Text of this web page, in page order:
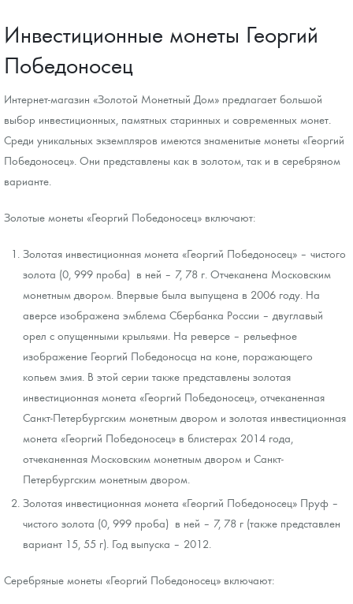
Инвестиционные монеты Георгий
Победоносец
Интернет-магазин «Золотой Монетный Дом» предлагает большой
выбор инвестиционных, памятных старинных и современных монет.
Среди уникальных экземпляров имеются знаменитые монеты «Георгий
Победоносец». Они представлены как в золотом, так и в серебряном
варианте.
Золотые монеты «Георгий Победоносец» включают:
Золотая инвестиционная монета «Георгий Победоносец» – чистого
золота (0, 999 проба) в ней – 7, 78 г. Отчеканена Московским
монетным двором. Впервые была выпущена в 2006 году. На
аверсе изображена эмблема Сбербанка России – двуглавый
орел с опущенными крыльями. На реверсе – рельефное
изображение Георгий Победоносца на коне, поражающего
копьем змия. В этой серии также представлены золотая
инвестиционная монета «Георгий Победоносец», отчеканенная
Санкт-Петербургским монетным двором и золотая инвестиционная
монета «Георгий Победоносец» в блистерах 2014 года,
отчеканенная Московским монетным двором и Санкт-
Петербургским монетным двором.
Золотая инвестиционная монета «Георгий Победоносец» Пруф –
чистого золота (0, 999 проба) в ней – 7, 78 г (также представлен
вариант 15, 55 г). Год выпуска – 2012.
Серебряные монеты «Георгий Победоносец» включают: